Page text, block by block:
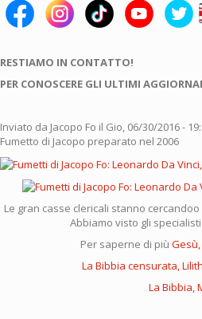
RESTIAMO IN CONTATTO!
PER CONOSCERE GLI ULTIMI
Inviato da Jacopo Fo il Gio, 06/30/2016 -
Fumetto di Jacopo preparato nel 2006
Le gran casse clericali stanno
Abbiamo visto gli
Per saperne di più
La Bibbia censurata,
La Bibbia,